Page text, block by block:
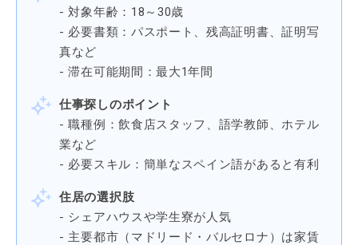
- 対象年齢：18～30歳
- 必要書類：パスポート、残高証明書、証明写
真など
- 滞在可能期間：最大1年間
仕事探しのポイント
- 職種例：飲食店スタッフ、語学教師、ホテル
業など
- 必要スキル：簡単なスペイン語があると有利
住居の選択肢
- シェアハウスや学生寮が人気
- 主要都市（マドリード・バルセロナ）は家賃